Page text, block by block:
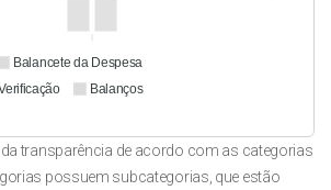
transparência de acordo com as categorias
possuem subcategorias, que estão
Balancete da Despesa
Balanços